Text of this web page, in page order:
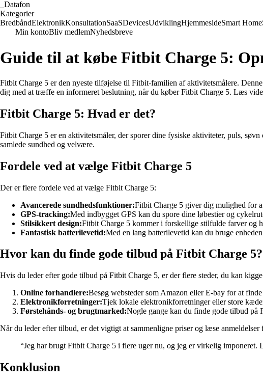
Datafon
Kategorier
BredbåndElektronikKonsultationSaaSDevicesUdviklingHjemmesideSmart Home
Min kontoBliv medlemNyhedsbreve
Guide til at købe Fitbit Charge 5:
Fitbit Charge 5 er den nyeste tilføjelse til Fitbit-familien af aktivitetsmålere.
dig med at træffe en informeret beslutning, når du køber Fitbit Charge 5. Læs
Fitbit Charge 5: Hvad er det?
Fitbit Charge 5 er en aktivitetsmåler, der sporer dine fysiske aktiviteter, puls,
samlede sundhed og velvære.
Fordele ved at vælge Fitbit Charge 5
Der er flere fordele ved at vælge Fitbit Charge 5:
Avancerede sundhedsfunktioner:Fitbit Charge 5 giver dig mulighed for
GPS-tracking:Med indbygget GPS kan du spore dine løbestier og
Stilsikkert design:Fitbit Charge 5 kommer i forskellige stilfulde farver og
Fantastisk batterilevetid:Med en lang batterilevetid kan du bruge
Hvor kan du finde gode tilbud på Fitbit Charge 5?
Hvis du leder efter gode tilbud på Fitbit Charge 5, er der flere steder, du kan
Online forhandlere:Besøg websteder som Amazon eller E-bay for at
Elektronikforretninger:Tjek lokale elektronikforretninger eller store
Førstehånds- og brugtmarked:Nogle gange kan du finde gode tilbud på
Når du leder efter tilbud, er det vigtigt at sammenligne priser og læse
“Jeg har brugt Fitbit Charge 5 i flere uger nu, og jeg er virkelig
Konklusion